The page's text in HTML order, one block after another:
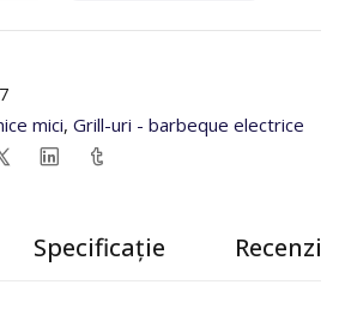
mici, Grill-uri - barbeque electrice
Specificație Recenzii